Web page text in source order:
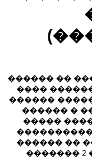
������ ��
����
������
������ �
�����
������ ��
������� 2